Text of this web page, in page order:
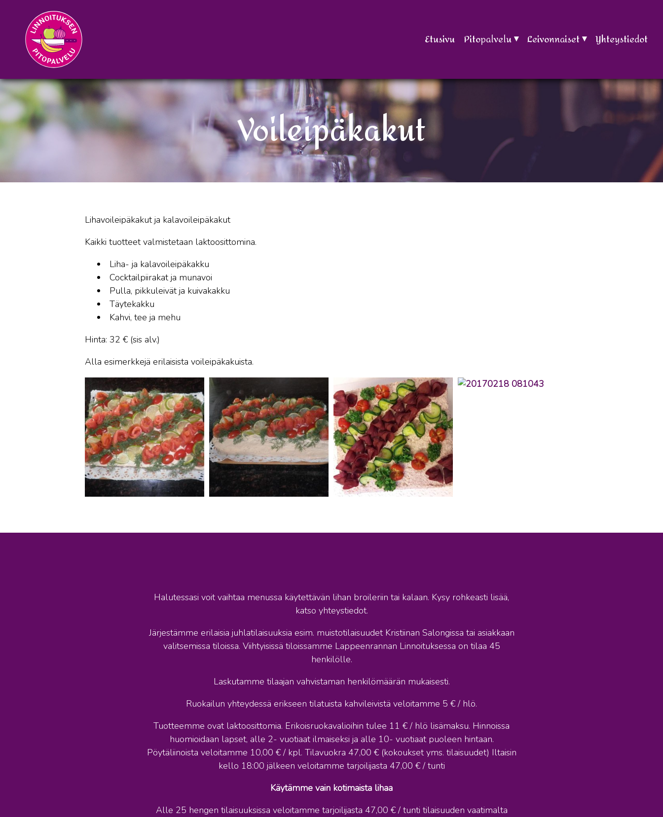
Etusivu Pitopalvelu
Lohikeitto
Saunaillan tarjoilut
Salaatit
Leivonnaiset
Täytekakut
Yhteystiedot
Voileipäkakut
Lihavoileipäkakut ja kalavoileipäkakut
Kaikki tuotteet valmistetaan laktoosittomina.
Liha- ja kalavoileipäkakku
Cocktailpiirakat ja munavoi
Pulla, pikkuleivät ja kuivakakku
Täytekakku
Kahvi, tee ja mehu
Hinta: 32 € (sis alv.)
Alla esimerkkejä erilaisista voileipäkakuista.
Halutessasi voit vaihtaa menussa käytettävän lihan broileriin tai kalaan. Kysy rohkeasti lisää,
katso yhteystiedot.
Järjestämme erilaisia juhlatilaisuuksia esim. muistotilaisuudet Kristiinan Salongissa tai asiakkaan
valitsemissa tiloissa. Viihtyisissä tiloissamme Lappeenrannan Linnoituksessa on tilaa 45
henkilölle.
Laskutamme tilaajan vahvistaman henkilömäärän mukaisesti.
Ruokailun yhteydessä erikseen tilatuista kahvileivistä veloitamme 5 € / hlö.
Tuotteemme ovat laktoosittomia. Erikoisruokavalioihin tulee 11 € / hlö lisämaksu. Hinnoissa
huomioidaan lapset, alle 2- vuotiaat ilmaiseksi ja alle 10- vuotiaat puoleen hintaan.
Pöytäliinoista veloitamme 10,00 € / kpl. Tilavuokra 47,00 € (kokoukset yms. tilaisuudet) Iltaisin
kello 18:00 jälkeen veloitamme tarjoilijasta 47,00 € / tunti
Käytämme vain kotimaista lihaa
Alle 25 hengen tilaisuuksissa veloitamme tarjoilijasta 47,00 € / tunti tilaisuuden vaatimalta